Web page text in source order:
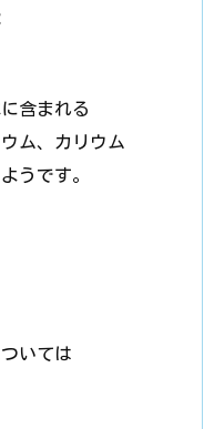
含まれる
ム、カリウム
うです。
いては